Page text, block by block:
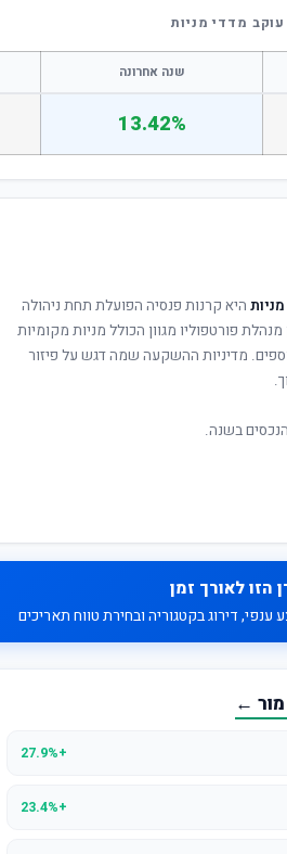
מדדי מניות
שנה אחרונה
13.42%
היא קרנות פנסיה הפועלת תחת ניהולה
פורטפוליו מגוון הכולל מניות מקומיות
מדיניות ההשקעה שמה דגש על פיזור
בשנה.
הזו לאורך זמן
דירוג בקטגוריה ובחירת טווח תאריכים
←
+27.9%
+23.4%